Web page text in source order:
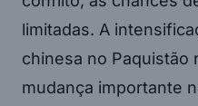
limitadas. A
chinesa no Paquistão
mudança importante